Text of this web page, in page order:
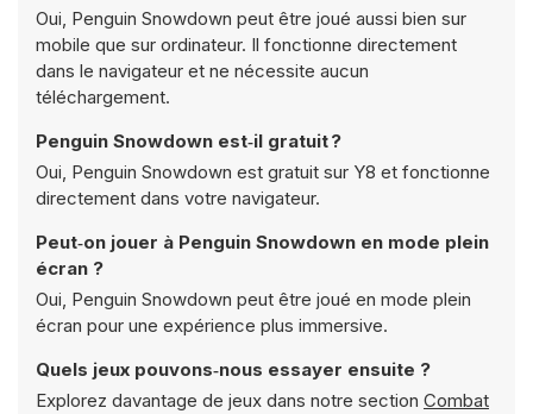
Oui, Penguin Snowdown peut être joué aussi bien sur
mobile que sur ordinateur. Il fonctionne directement
dans le navigateur et ne nécessite aucun
téléchargement.
Penguin Snowdown est‑il gratuit ?
Oui, Penguin Snowdown est gratuit sur Y8 et fonctionne
directement dans votre navigateur.
Peut‑on jouer à Penguin Snowdown en mode plein
écran ?
Oui, Penguin Snowdown peut être joué en mode plein
écran pour une expérience plus immersive.
Quels jeux pouvons‑nous essayer ensuite ?
Explorez davantage de jeux dans notre section Combat